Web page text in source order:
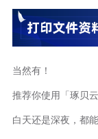
当然有！
推荐你使用「琢贝
白天还是深夜，都